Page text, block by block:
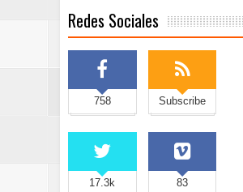
Redes Sociales
758 Subscribe
17.3k 83